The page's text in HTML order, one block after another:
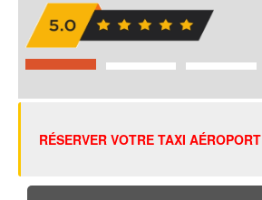
RÉSERVER VOTRE TAXI AÉROPORT